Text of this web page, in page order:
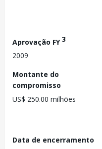
Aprovação FY3
2009
Montante do
compromisso
US$ 250.00 milhões
Data de encerramento